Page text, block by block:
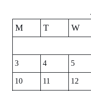
M
T W
3
4 5
10
11 12